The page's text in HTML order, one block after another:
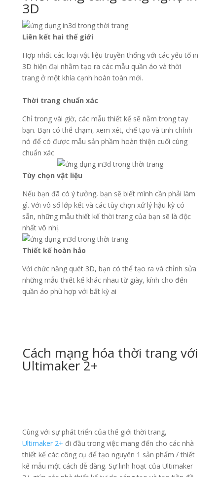
3D
Liên kết hai thế giới
Hợp nhất các loại vật liệu truyền thống với các yếu tố in
3D hiện đại nhằm tạo ra các mẫu quần áo và thời
trang ở một khía cạnh hoàn toàn mới.
Thời trang chuẩn xác
Chỉ trong vài giờ, các mẫu thiết kế sẽ nằm trong tay
bạn. Bạn có thể chạm, xem xét, chế tạo và tinh chỉnh
nó để có được mẫu sản phầm hoàn thiện cuối cùng
chuẩn xác
Tùy chọn vật liệu
Nếu bạn đã có ý tưởng, bạn sẽ biết mình cần phải làm
gì. Với vô số lớp kết và các tùy chọn xử lý hậu kỳ có
sẵn, những mẫu thiết kế thời trang của bạn sẽ là độc
nhất vô nhị.
Thiết kế hoàn hảo
Với chức năng quét 3D, bạn có thể tạo ra và chỉnh sửa
những mẫu thiết kế khác nhau từ giày, kính cho đến
quần áo phù hợp với bất kỳ ai
Cách mạng hóa thời trang với
Ultimaker 2+
Cùng với sự phát triển của thế giới thời trang,
Ultimaker 2+ đi đầu trong việc mang đến cho các nhà
thiết kế các công cụ để tạo nguyên 1 sản phẩm / thiết
kế mẫu một cách dễ dàng. Sự linh hoạt của Ultimaker